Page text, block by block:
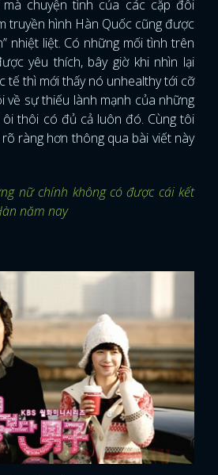
chuyện tình của các cặp đôi
truyền hình Hàn Quốc cũng được
nhiệt liệt. Có những mối tình trên
yêu thích, bây giờ khi nhìn lại
tế thì mới thấy nó unhealthy tới cỡ
về sự thiếu lành mạnh của những
thôi có đủ cả luôn đó. Cùng tôi
ràng hơn thông qua bài viết này
nữ chính không có được cái kết
năm nay